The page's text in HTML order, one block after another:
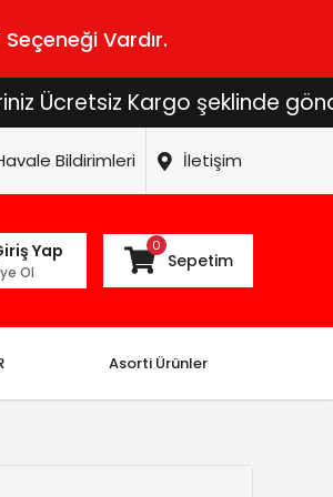
Vardır.
Kargo şeklinde
Bildirimleri İletişim
Yap
Ol
0
Sepetim
Asorti Ürünler